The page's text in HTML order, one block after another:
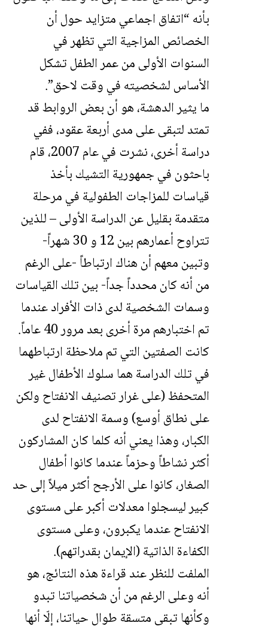
بأنه “اتفاق اجماعي متزايد حول أن
الخصائص المزاجية التي تظهر في
السنوات الأولى من عمر الطفل تشكل
الأساس لشخصيته في وقت لاحق”.
ما يثير الدهشة، هو أن بعض الروابط قد
تمتد لتبقى على مدى أربعة عقود، ففي
دراسة أخرى، نشرت في عام 2007، قام
باحثون في جمهورية التشيك بأخذ
قياسات للمزاجات الطفولية في مرحلة
متقدمة بقليل عن الدراسة الأولى – للذين
تتراوح أعمارهم بين 12 و 30 شهراً-
وتبين معهم أن هناك ارتباطاً -على الرغم
من أنه كان محدداً جداً- بين تلك القياسات
وسمات الشخصية لدى ذات الأفراد عندما
تم اختبارهم مرة أخرى بعد مرور 40 عاماً.
كانت الصفتين التي تم ملاحظة ارتباطهما
في تلك الدراسة هما سلوك الأطفال غير
المتحفظ (على غرار تصنيف الانفتاح ولكن
على نطاق أوسع) وسمة الانفتاح لدى
الكبار، وهذا يعني أنه كلما كان المشاركون
أكثر نشاطاً وحزماً عندما كانوا أطفال
الصغار، كانوا على الأرجح أكثر ميلاً إلى حد
كبير ليسجلوا معدلات أكبر على مستوى
الانفتاح عندما يكبرون، وعلى مستوى
الكفاءة الذاتية (الإيمان بقدراتهم).
الملفت للنظر عند قراءة هذه النتائج، هو
أنه وعلى الرغم من أن شخصياتنا تبدو
وكأنها تبقى متسقة طوال حياتنا، إلّا أنها